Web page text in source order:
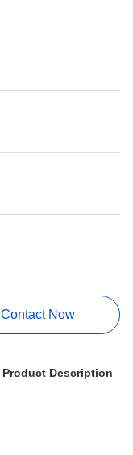
Contact Now
Product Description